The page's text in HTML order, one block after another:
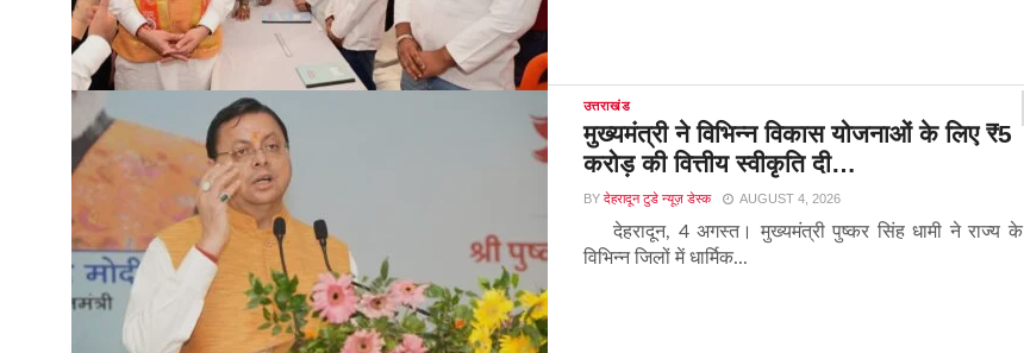
उत्तराखंड
मुख्यमंत्री ने विभिन्न विकास योजनाओं के लिए ₹5
करोड़ की वित्तीय स्वीकृति दी…
BY देहरादून टुडे न्यूज़ डेस्क AUGUST 4, 2026
देहरादून, 4 अगस्त। मुख्यमंत्री पुष्कर सिंह धामी ने राज्य के
विभिन्न जिलों में धार्मिक...